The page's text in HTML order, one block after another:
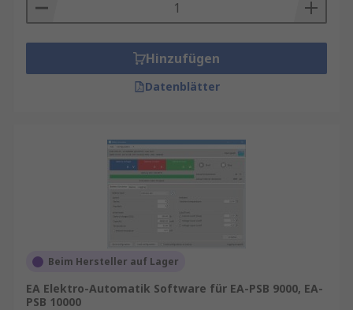
Hinzufügen
Datenblätter
Beim Hersteller auf Lager
EA Elektro-Automatik Software für EA-PSB 9000, EA-
PSB 10000